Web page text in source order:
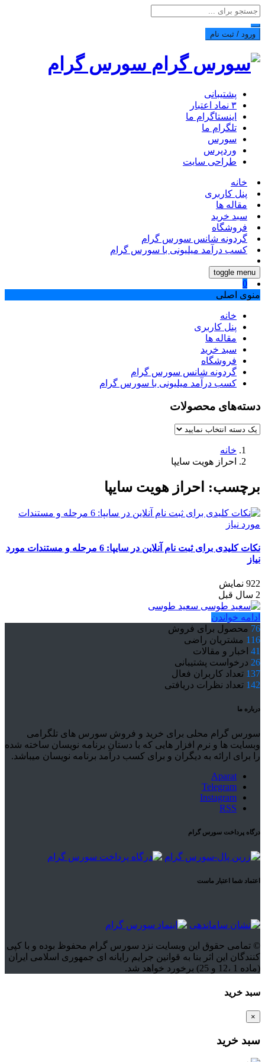
ورود / ثبت نام
سورس گرام
پشتیبانی
۳ نماد اعتبار
اینستاگرام ما
تلگرام ما
سورس
وردپرس
طراحی سایت
خانه
پنل کاربری
مقاله ها
سبد خرید
فروشگاه
گردونه شانس سورس گرام
کسب درآمد میلیونی با سورس گرام
toggle menu
0
منوی اصلی
خانه
پنل کاربری
مقاله ها
سبد خرید
فروشگاه
گردونه شانس سورس گرام
کسب درآمد میلیونی با سورس گرام
دسته‌های محصولات
خانه
احراز هویت سایپا
برچسب: احراز هویت سایپا
نکات کلیدی برای ثبت نام آنلاین در سایپا: 6 مرحله و مستندات مورد
نیاز
922 نمایش
2 سال قبل
سعید طوسی
ادامه خواندن
76 محصول برای فروش
116 مشتریان راضی
41 اخبار و مقالات
26 درخواست پشتیبانی
137 تعداد کاربران فعال
142 تعداد نظرات دریافتی
درباره ما
سورس گرام محلی برای خرید و فروش سورس های تلگرامی
وبسایت ها و نرم افزار هایی که با دستان برنامه نویسان ساخته شده
را برای ارائه به دیگران و برای کسب درآمد برنامه نویسان میباشد.
Aparat
Telegram
Instagram
RSS
درگاه پرداخت سورس گرام
اعتماد شما اعتبار ماست
© تمامی حقوق این وبسایت نزد سورس گرام محفوظ بوده و با کپی
کنندگان این اثر بنا به قوانین جرایم رایانه ای جمهوری اسلامی ایران
(ماده 1 ،12 و 25) برخورد خواهد شد.
سبد خرید
×
سبد خرید